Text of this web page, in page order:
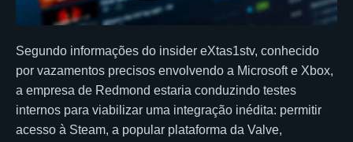
Segundo informações do insider eXtas1stv, conhecido
por vazamentos precisos envolvendo a Microsoft e Xbox,
a empresa de Redmond estaria conduzindo testes
internos para viabilizar uma integração inédita: permitir
acesso à Steam, a popular plataforma da Valve,